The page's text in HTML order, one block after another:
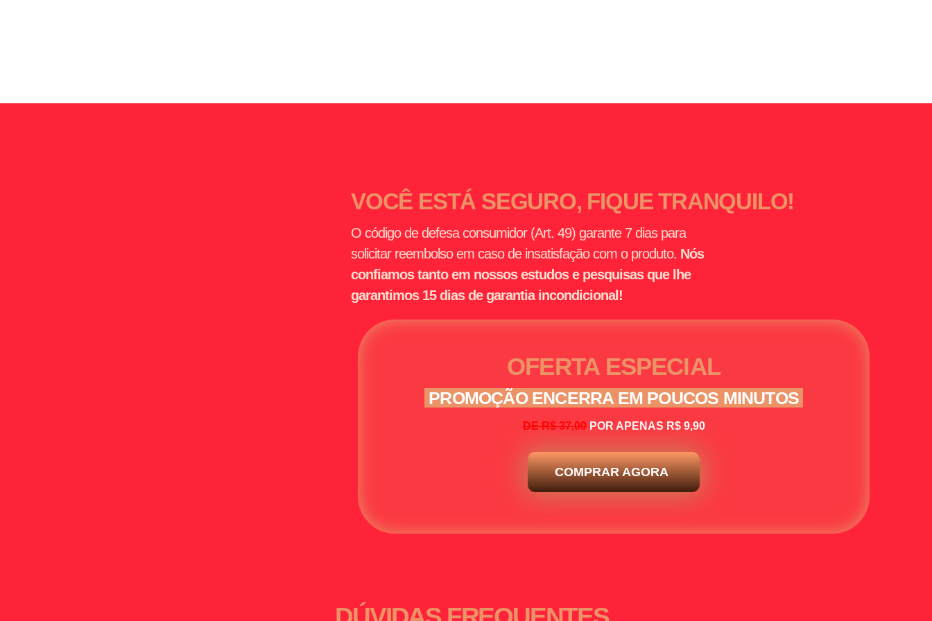
VOCÊ ESTÁ SEGURO, FIQUE TRANQUILO!
O código de defesa consumidor (Art. 49) garante 7 dias para
solicitar reembolso em caso de insatisfação com o produto. Nós
confiamos tanto em nossos estudos e pesquisas que lhe
garantimos 15 dias de garantia incondicional!
OFERTA ESPECIAL
PROMOÇÃO ENCERRA EM POUCOS MINUTOS
DE R$ 37,00POR APENAS R$ 9,90
COMPRAR AGORA